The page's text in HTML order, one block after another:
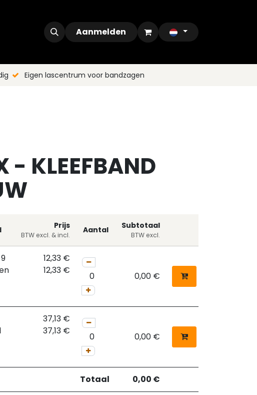
Contact Outlet
Aanmelden
Eigen lascentrum voor bandzagen
- KLEEFBAND
Prijs
BTW excl. & incl.
Aantal Subtotaal
BTW excl.
12,33 €
12,33 €
0,00 €
37,13 €
37,13 €
0,00 €
Totaal 0,00 €